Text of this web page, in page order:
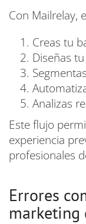
Con Mailrelay,
Creas tu
Diseñas
Analizas
Este flujo
experiencia
profesionales
Errores